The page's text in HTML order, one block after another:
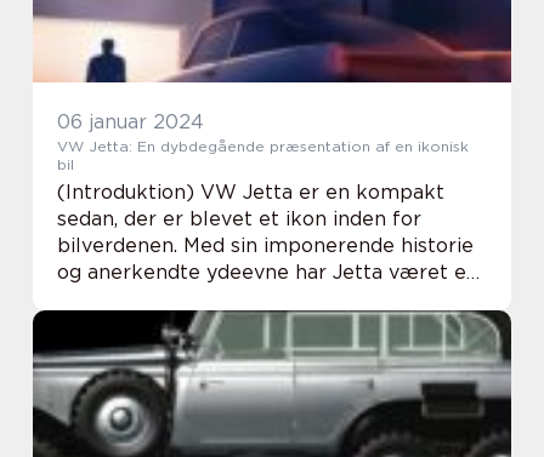
06 januar 2024
VW Jetta: En dybdegående præsentation af en ikonisk
bil
(Introduktion) VW Jetta er en kompakt
sedan, der er blevet et ikon inden for
bilverdenen. Med sin imponerende historie
og anerkendte ydeevne har Jetta været en
almindelige bilbrugere i mange år. I denne
artikel dy...